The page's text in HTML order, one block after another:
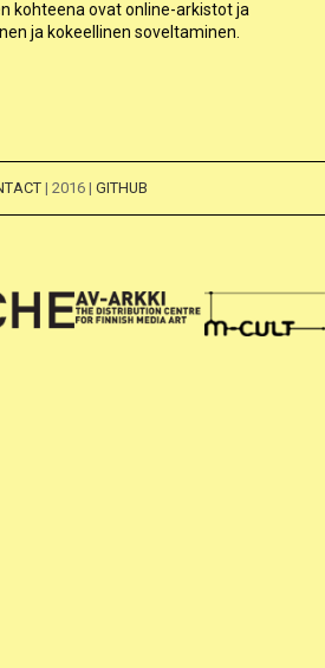
kohteena ovat online-arkistot ja
ja kokeellinen soveltaminen.
| 2016 | GITHUB